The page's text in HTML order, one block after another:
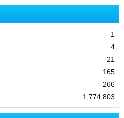
1
4
21
165
266
1,774,803